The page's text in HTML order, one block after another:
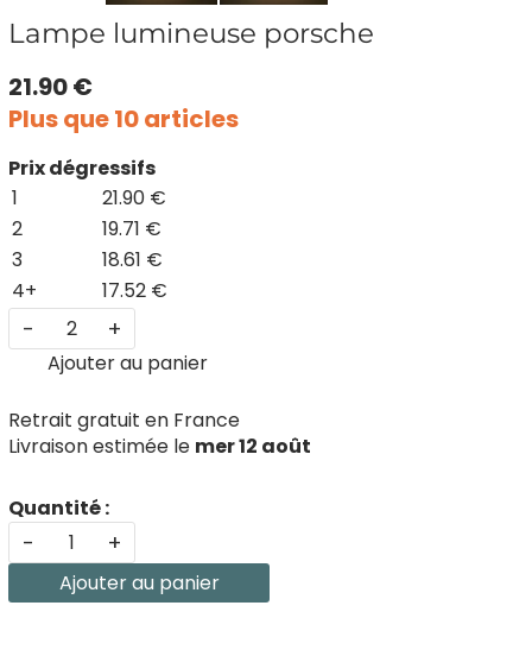
Lampe lumineuse porsche
21.90 €
Plus que 10 articles
Prix dégressifs
1
21.90 €
2
19.71 €
3
18.61 €
4+
17.52 €
- +
Ajouter au panier
Retrait gratuit en France
Livraison estimée le mer 12 août
Quantité :
- +
Ajouter au panier